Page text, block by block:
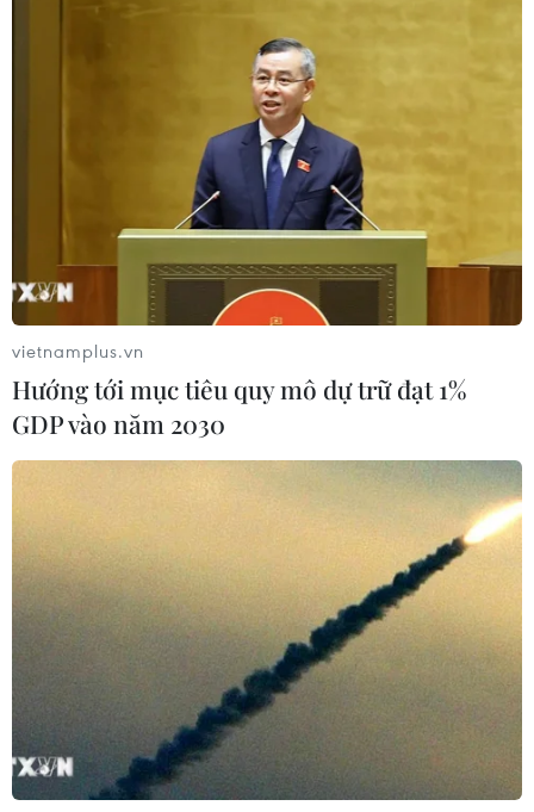
vietnamplus.vn
Hướng tới mục tiêu quy mô dự trữ đạt 1%
GDP vào năm 2030